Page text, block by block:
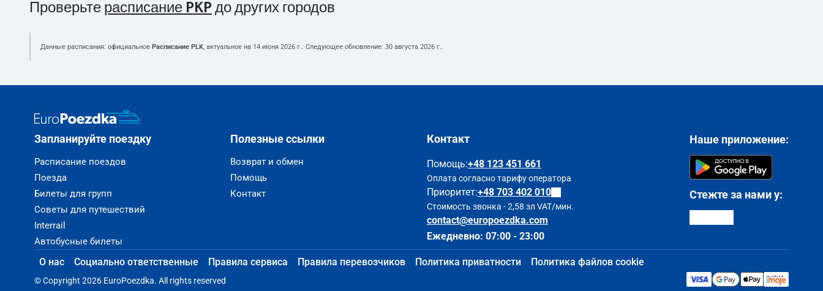
Проверьте расписание PKP до других городов
Данные расписания: официальное Расписание PLK, актуальное на 14 июня 2026 г.. Следующее обновление: 30 августа 2026 г..
Запланируйте поездку
Расписание поездов
Поезда
Билеты для групп
Советы для путешествий
Interrail
Автобусные билеты
Полезные ссылки
Возврат и обмен
Помощь
Контакт
Контакт
Помощь:+48 123 451 661
Оплата согласно тарифу оператора
Приоритет:+48 703 402 010
Стоимость звонка - 2,58 зл VAT/мин.
contact@europoezdka.com
Ежедневно: 07:00 - 23:00
Наше приложение:
Стежте за нами у:
О нас Социально ответственные Правила сервиса Правила перевозчиков Политика приватности Политика файлов cookie
© Copyright 2026 EuroPoezdka. All rights reserved